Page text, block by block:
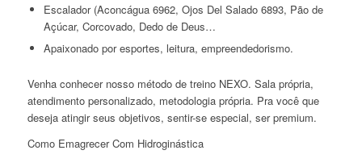
Escalador (Aconcágua 6962, Ojos Del Salado 6893, Pão de
Açúcar, Corcovado, Dedo de Deus…
Apaixonado por esportes, leitura, empreendedorismo.
Venha conhecer nosso método de treino NEXO. Sala própria,
atendimento personalizado, metodologia própria. Pra você que
deseja atingir seus objetivos, sentir-se especial, ser premium.
Como Emagrecer Com Hidroginástica